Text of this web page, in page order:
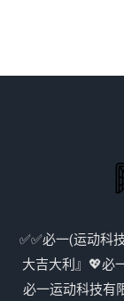
✅✅必一(运动科
大吉大利』💖必
必一运动科技有